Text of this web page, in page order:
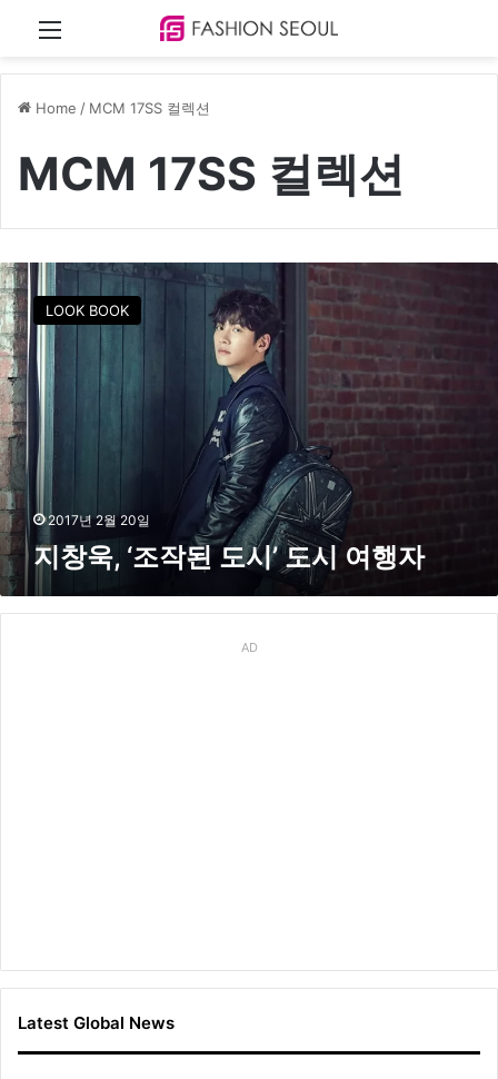
Home / MCM 17SS 컬렉션
MCM 17SS 컬렉션
지
창
욱
,
‘
조
작
된
도
시
’
도
시
여
행
LOOK BOOK
2017년 2월 20일
지창욱, ‘조작된 도시’ 도시 여행자
AD
Latest Global News